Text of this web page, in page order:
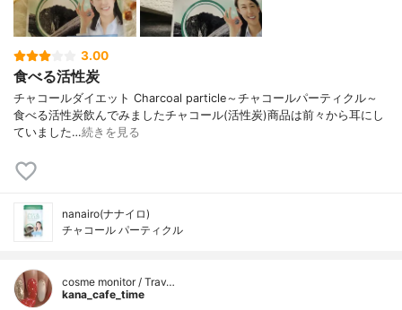
3.00
食べる活性炭
チャコールダイエット Charcoal particle～チャコールパーティクル～
食べる活性炭飲んでみましたチャコール(活性炭)商品は前々から耳にし
ていました…続きを見る
nanairo(ナナイロ)
チャコール パーティクル
cosme monitor / Trav…
kana_cafe_time